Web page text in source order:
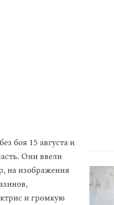
боя 15 августа и
Они ввели
на изображения
и громкую